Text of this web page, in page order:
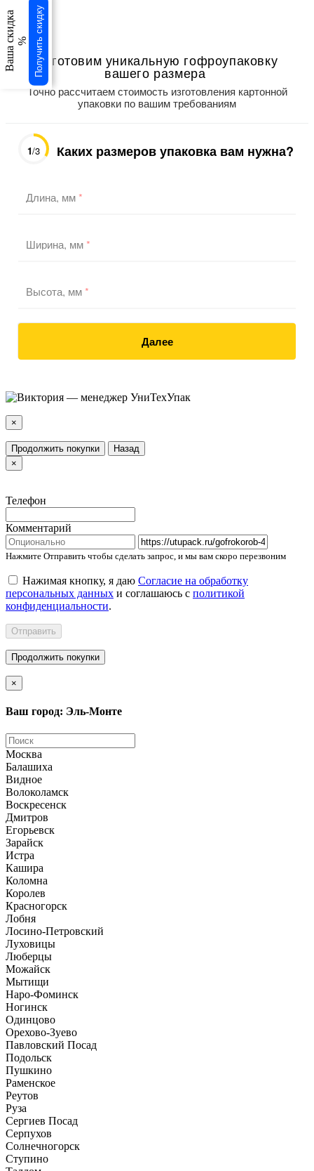
свернуть
×
×
Изготовим уникальную гофроупаковку
вашего размера
Точно рассчитаем стоимость изготовления картонной
упаковки по вашим требованиям
1/3 Каких размеров упаковка вам нужна?
Длина, мм*
Ширина, мм*
Высота, мм*
Далее
×
Продолжить покупки
Назад
×
Телефон
Комментарий
Нажмите Отправить чтобы сделать запрос, и мы вам скоро перезвоним
Нажимая кнопку, я даю Согласие на обработку
персональных данных и соглашаюсь с политикой
конфиденциальности.
Отправить
Продолжить покупки
Ваша скидка % Получить скидку
×
Ваш город: Эль-Монте
Москва
Балашиха
Видное
Волоколамск
Воскресенск
Дмитров
Егорьевск
Зарайск
Истра
Кашира
Коломна
Королев
Красногорск
Лобня
Лосино-Петровский
Луховицы
Люберцы
Можайск
Мытищи
Наро-Фоминск
Ногинск
Одинцово
Орехово-Зуево
Павловский Посад
Подольск
Пушкино
Раменское
Реутов
Руза
Сергиев Посад
Серпухов
Солнечногорск
Ступино